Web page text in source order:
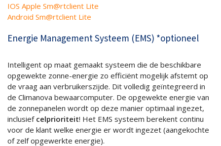
IOS Apple Sm@rtclient Lite
Android Sm@rtclient Lite
Energie Management Systeem (EMS) *optioneel
Intelligent op maat gemaakt systeem die de beschikbare
opgewekte zonne-energie zo efficiënt mogelijk afstemt op
de vraag aan verbruikerszijde. Dit volledig geïntegreerd in
de Climanova bewaarcomputer. De opgewekte energie van
de zonnepanelen wordt op deze manier optimaal ingezet,
inclusief celprioriteit! Het EMS systeem berekent continu
voor de klant welke energie er wordt ingezet (aangekochte
of zelf opgewerkte energie).